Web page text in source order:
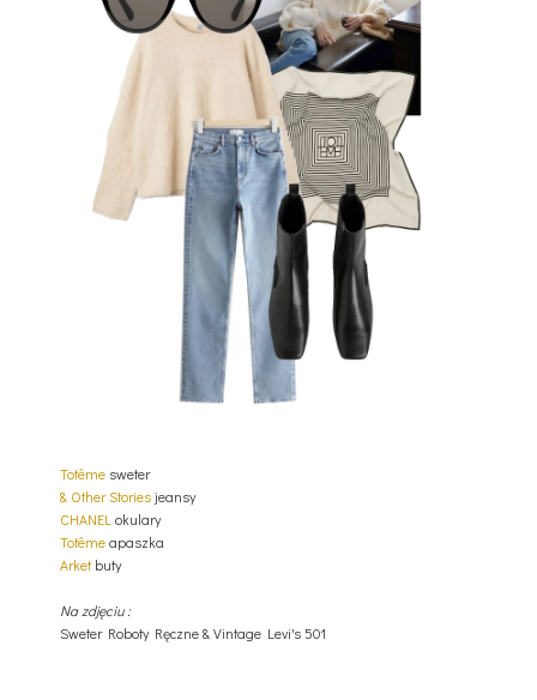
Totême sweter
& Other Storiesjeansy
CHANEL okulary
Totêmeapaszka
Arketbuty
Na zdjęciu :
Sweter Roboty Ręczne & Vintage Levi's 501